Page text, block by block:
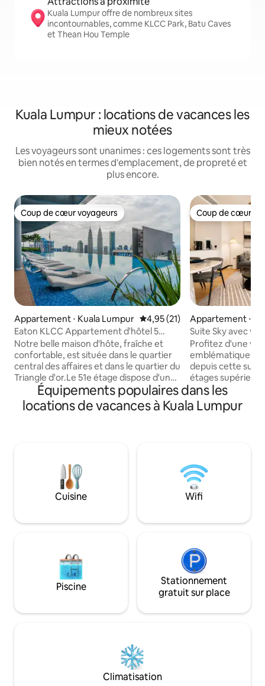
Kuala Lumpur offre de nombreux sites
incontournables, comme KLCC Park, Batu Caves
et Thean Hou Temple
Kuala Lumpur : locations de vacances les
mieux notées
Les voyageurs sont unanimes : ces logements sont très
bien notés en termes d'emplacement, de propreté et
plus encore.
Coup de cœur voyageurs
Coup de cœur voyageurs
Appartement ⋅ Kuala Lumpur Évaluation moyenne sur la
4,95 (21)
Eaton KLCC Appartement d'hôtel 5
étoiles Piscine à débordement Célèbre
sur les réseaux sociaux (nouvelle offre
Airbnb)
Notre belle maison d'hôte, fraîche et
confortable, est située dans le quartier
central des affaires et dans le quartier du
Triangle d'or.Le 51e étage dispose d'une
piscine à débordement avec une vue
magnifique, entourée de toutes les
tours emblématiques de Malaisie, y
à 1 km du centre commercial Pavilion, de
KLCC, de TRX et de nombreuses autres
attractions populaires de Kuala
Lumpur.Un service de livraison de repas
L'espace [Hôte] ≥ vicky est * Par -
[Voyageurs] Parfait pour 2 à 4 voyageurs
(famille ou amis) amis) [Disposition]
2 chambres, 1 salle de bain, 840 pieds
lave-linge/sèche-linge, télévision,
shampoing, café, [Cuisine uniquement]
Friture légère, cuisinière à induction,
machine à café, bouilloire [Équipements
de l'appartement de l'hôtel] Un salon ;
Coup de cœur
Coup de cœur
Appartement ⋅
Keramat
Suite Sky avec
tours jumelles |
Profitez d'une
emblématiques
depuis cette
étages
au cœur de Kuala
les familles, les
de luxe en ville,
relaxante et
ligne d'horizon,
Idéalement situé :
tours jumelles
commercial
Équipements populaires dans les
locations de vacances à Kuala Lumpur
Cuisine Wifi
Piscine
Stationnement
gratuit sur place
Climatisation